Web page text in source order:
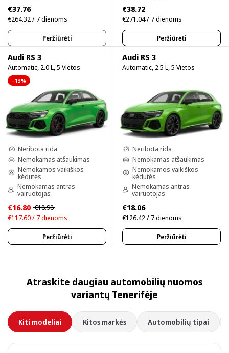
€37.76
€264.32 / 7 dienoms
Peržiūrėti
€38.72
€271.04 / 7 dienoms
Peržiūrėti
Audi RS 3
Automatic, 2.0 L, 5 Vietos
–13%
Neribota rida
Nemokamas atšaukimas
Nemokamos vaikiškos
kėdutės
Nemokamas antras
vairuotojas
€16.80 €18.98
€117.60 / 7 dienoms
Peržiūrėti
Audi RS 3
Automatic, 2.5 L, 5 Vietos
Neribota rida
Nemokamas atšaukimas
Nemokamos vaikiškos
kėdutės
Nemokamas antras
vairuotojas
€18.06
€126.42 / 7 dienoms
Peržiūrėti
Atraskite daugiau automobilių nuomos
variantų Tenerifėje
Kiti modeliai Kitos markės Automobilių tipai